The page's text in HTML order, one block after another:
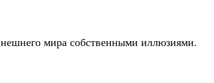
мира собственными иллюзиями.